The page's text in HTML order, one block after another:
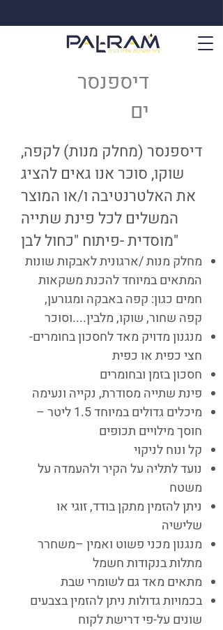
דיספנסר
ים
דיספנסר (מחלק מנות) לקפה,
שוקו, סוכר אנו גאים להציג
את האלטרנטיבה ו/או המוצר
המשלים לכל פינת שתייה
מוסדית -פיתוח "כחול לבן"
מחלק מנות /ארגונית לאבקות שונות
המתאים במיוחד להכנת משקאות
חמים כגון: קפה באבקה ומגורען,
קפה שחור, שוקו, מלבין....וסוכר
מנגנון מדויק מאד לחסכון בחומרים-
חצי כפית או כפית
חסכון בזמן ובחומרים
פינת שתייה מסודרת, נקייה ונעימה
מיכלים גדולים במיוחד 1.5 ליטר –
חוסך מילויים תכופים
קל ונוח לניקוי
נועד לתליה על הקיר ולהעמדה על
משטח
ניתן להזמין מתקן בודד, זוגי או
שלישיה
מנגנון מכני פשוט ואמין –משחרר
מתלות בנקודות חשמל
מתאים מאד גם לשומרי שבת
בכמויות גדולות ניתן להזמין בצבעים
שונים על-פי דרישת לקוח